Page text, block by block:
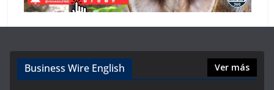
Business Wire English Ver más